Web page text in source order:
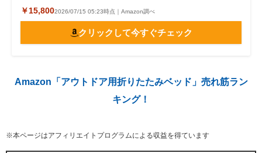
￥15,8002026/07/15 05:23時点｜Amazon調べ
クリックして今すぐチェック
Amazon「アウトドア用折りたたみベッド」売れ筋ラン
キング！
※本ページはアフィリエイトプログラムによる収益を得ています